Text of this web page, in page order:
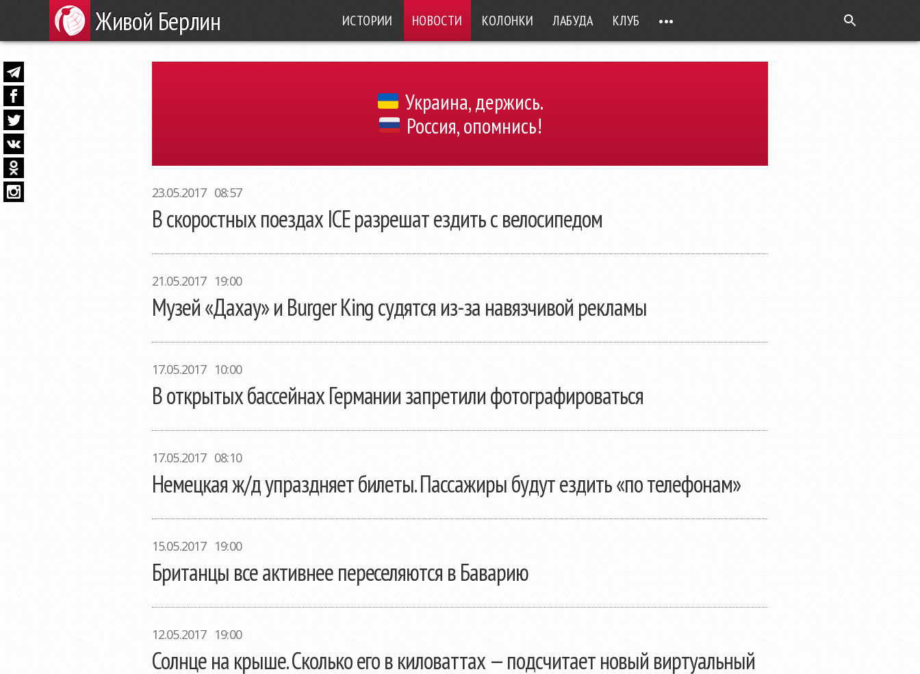
Живой Берлин ИСТОРИИ НОВОСТИ КОЛОНКИ ЛАБУДА КЛУБ •••
ВОЙТИ
Украина, держись.
Россия, опомнись!
23.05.2017 08:57
В скоростных поездах ICE разрешат ездить с велосипедом
21.05.2017 19:00
Музей «Дахау» и Burger King судятся из-за навязчивой рекламы
17.05.2017 10:00
В открытых бассейнах Германии запретили фотографироваться
17.05.2017 08:10
Немецкая ж/д упраздняет билеты. Пассажиры будут ездить «по телефонам»
15.05.2017 19:00
Британцы все активнее переселяются в Баварию
12.05.2017 19:00
Солнце на крыше. Сколько его в киловаттах — подсчитает новый виртуальный